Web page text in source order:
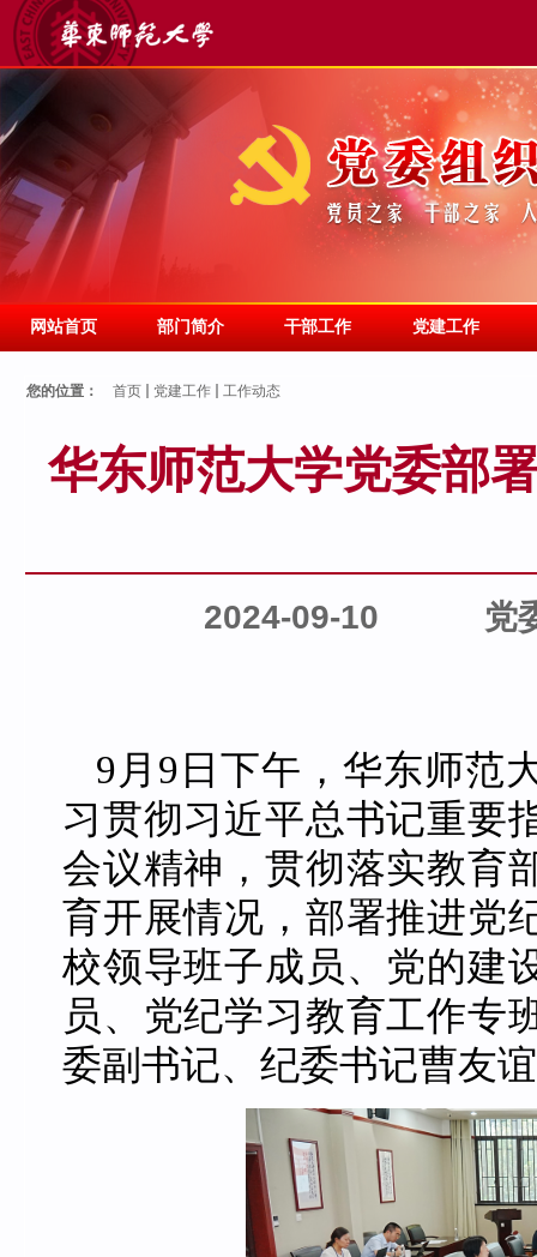
网站首页 部门简介 干部工作 党建工作
您的位置： 首页 党建工作 工作动态
华东师范大学党委部
2024-09-10 党
9月9日下午，华东师范
习贯彻习近平总书记重要
会议精神，贯彻落实教育
育开展情况，部署推进党
校领导班子成员、党的建
员、党纪学习教育工作专
委副书记、纪委书记曹友